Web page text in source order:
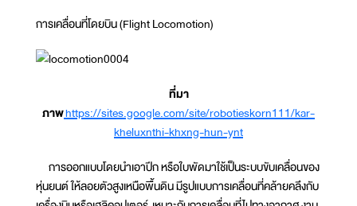
การเคลื่อนที่โดยบิน (Flight Locomotion)
ที่มา
ภาพhttps://sites.google.com/site/robotieskorn111/kar-
kheluxnthi-khxng-hun-ynt
การออกแบบโดยนำเอาปีก หรือใบพัดมาใช้เป็นระบบขับเคลื่อนของ
หุ่นยนต์ ให้ลอยตัวสูงเหนือพื้นดิน มีรูปแบบการเคลื่อนที่คล้ายคลึงกับ